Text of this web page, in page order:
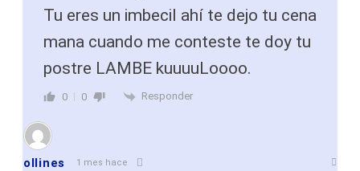
Tu eres un imbecil ahí te dejo tu cena
mana cuando me conteste te doy tu
postre LAMBE kuuuuLoooo.
0 0 Responder
ollines 1 mes hace